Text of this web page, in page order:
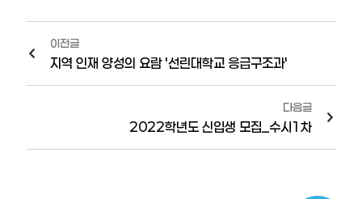
이전글
지역 인재 양성의 요람 '선린대학교 응급구조과'
다음글
2022학년도 신입생 모집_수시1차